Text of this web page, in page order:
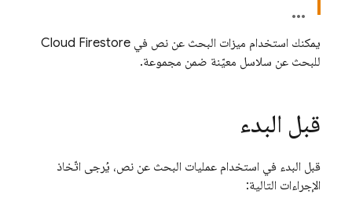
يمكنك استخدام ميزات البحث عن نص في Cloud Firestore
للبحث عن سلاسل معيّنة ضمن مجموعة.
قبل البدء
قبل البدء في استخدام عمليات البحث عن نص، يُرجى اتّخاذ
الإجراءات التالية: